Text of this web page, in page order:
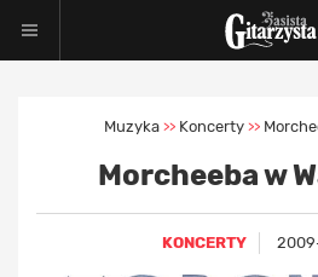
Muzyka >> Koncerty >>
Morcheeba w
KONCERTY